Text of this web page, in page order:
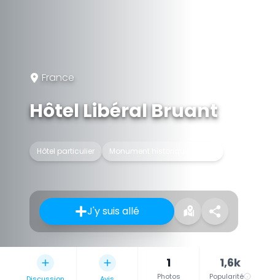
France
Hôtel Libéral Bruant
Hôtel particulier Monument historique classé
J'y suis allé
1
Photos
1,6k
Popularité